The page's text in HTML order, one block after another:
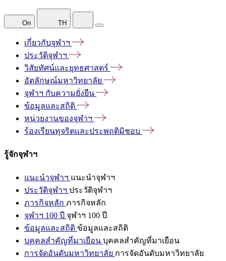
On TH
เกี่ยวกับจุฬาฯ
ประวัติจุฬาฯ
วิสัยทัศน์และยุทธศาสตร์
อัตลักษณ์มหาวิทยาลัย
จุฬาฯ กับความยั่งยืน
ข้อมูลและสถิติ
หน่วยงานของจุฬาฯ
ร้องเรียนทุจริตและประพฤติมิชอบ
รู้จักจุฬาฯ
แนะนำจุฬาฯ แนะนำจุฬาฯ
ประวัติจุฬาฯ ประวัติจุฬาฯ
ภารกิจหลัก ภารกิจหลัก
จุฬาฯ 100 ปี จุฬาฯ 100 ปี
ข้อมูลและสถิติ ข้อมูลและสถิติ
บุคคลสำคัญที่มาเยือน บุคคลสำคัญที่มาเยือน
การจัดอันดับมหาวิทยาลัย การจัดอันดับมหาวิทยาลัย